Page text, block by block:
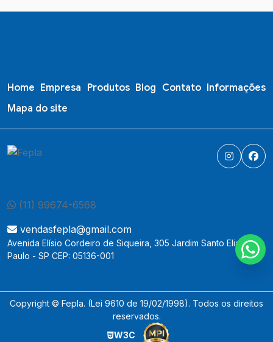
Home Empresa Produtos Blog Contato Informações
Mapa do site
(11) 99674-6568
vendasfepla@gmail.com
Avenida Elísio Cordeiro de Siqueira, 305 Jardim Santo Elias, São
Paulo - SP CEP: 05136-001
Copyright © Fepla. (Lei 9610 de 19/02/1998). Todos os direitos
reservados.
W3C